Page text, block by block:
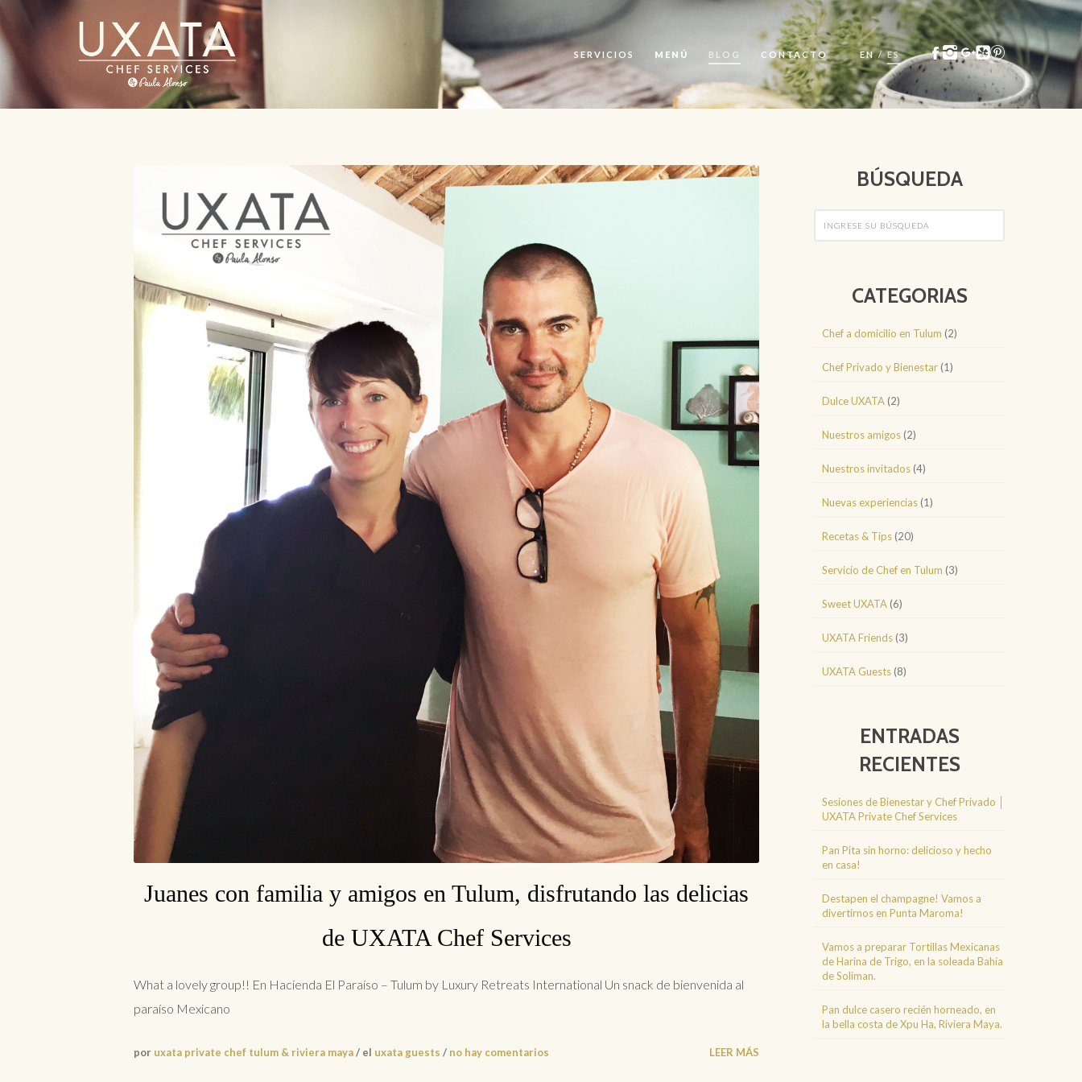
SERVICIOS MENÚ BLOG CONTACTO EN / ES
Juanes con familia y amigos en Tulum, disfrutando las delicias
de UXATA Chef Services
What a lovely group!! En Hacienda El Paraíso – Tulum by Luxury Retreats International Un snack de bienvenida al
paraíso Mexicano
por uxata private chef tulum & riviera maya/ el uxata guests / no hay comentarios LEER MÁS
BÚSQUEDA
CATEGORIAS
Chef a domicilio en Tulum (2)
Chef Privado y Bienestar (1)
Dulce UXATA (2)
Nuestros amigos (2)
Nuestros invitados (4)
Nuevas experiencias (1)
Recetas & Tips (20)
Servicio de Chef en Tulum (3)
Sweet UXATA (6)
UXATA Friends (3)
UXATA Guests (8)
ENTRADAS
RECIENTES
Sesiones de Bienestar y Chef Privado │
UXATA Private Chef Services
Pan Pita sin horno: delicioso y hecho
en casa!
Destapen el champagne! Vamos a
divertirnos en Punta Maroma!
Vamos a preparar Tortillas Mexicanas
de Harina de Trigo, en la soleada Bahía
de Soliman.
Pan dulce casero recién horneado, en
la bella costa de Xpu Ha, Riviera Maya.